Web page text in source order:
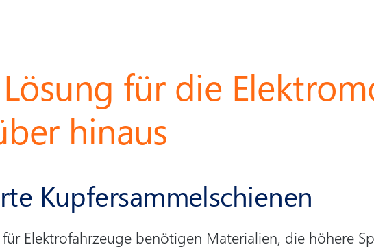
für die
hinaus
Kupfersammelschienen
Elektrofahrzeuge benötigen Materialien, die höhere